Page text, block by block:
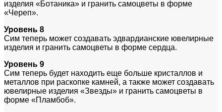
изделия «Ботаника» и гранить самоцветы в форме
«Череп».
Уровень 8
Сим теперь может создавать эдвардианские ювелирные
изделия и гранить самоцветы в форме сердца.
Уровень 9
Сим теперь будет находить еще больше кристаллов и
металлов при раскопке камней, а также может создавать
ювелирные изделия «Звезды» и гранить самоцветы в
форме «Пламбоб».